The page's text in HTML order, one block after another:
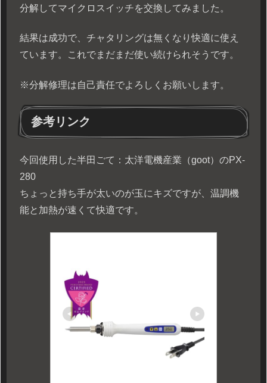
分解してマイクロスイッチを交換してみました。
結果は成功で、チャタリングは無くなり快適に使え
ています。これでまだまだ使い続けられそうです。
※分解修理は自己責任でよろしくお願いします。
参考リンク
今回使用した半田ごて：太洋電機産業（goot）のPX-
280
ちょっと持ち手が太いのが玉にキズですが、温調機
能と加熱が速くて快適です。